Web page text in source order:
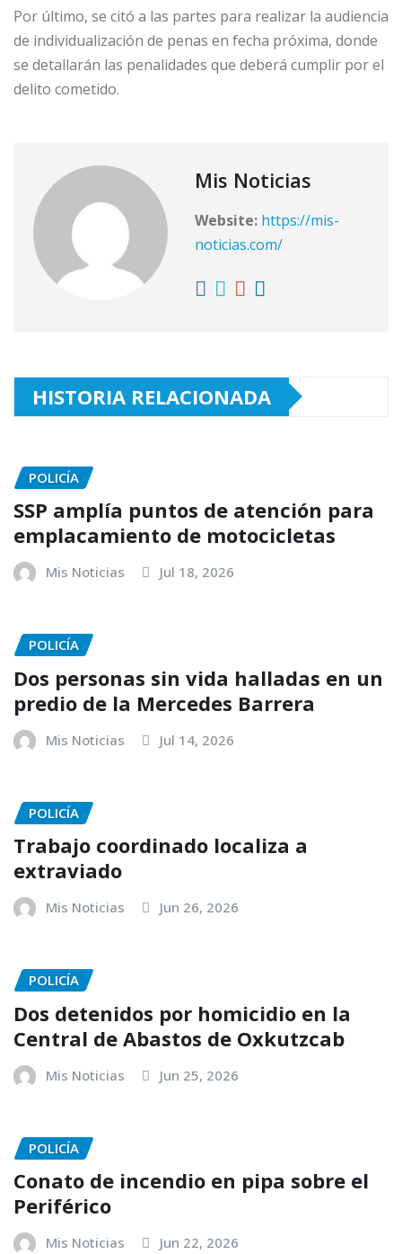
Por último, se citó a las partes para realizar la audiencia
de individualización de penas en fecha próxima, donde
se detallarán las penalidades que deberá cumplir por el
delito cometido.
Mis Noticias
Website: https://mis-
noticias.com/
HISTORIA RELACIONADA
POLICÍA
SSP amplía puntos de atención para
emplacamiento de motocicletas
Mis Noticias Jul 18, 2026
POLICÍA
Dos personas sin vida halladas en un
predio de la Mercedes Barrera
Mis Noticias Jul 14, 2026
POLICÍA
Trabajo coordinado localiza a
extraviado
Mis Noticias Jun 26, 2026
POLICÍA
Dos detenidos por homicidio en la
Central de Abastos de Oxkutzcab
Mis Noticias Jun 25, 2026
POLICÍA
Conato de incendio en pipa sobre el
Periférico
Mis Noticias Jun 22, 2026